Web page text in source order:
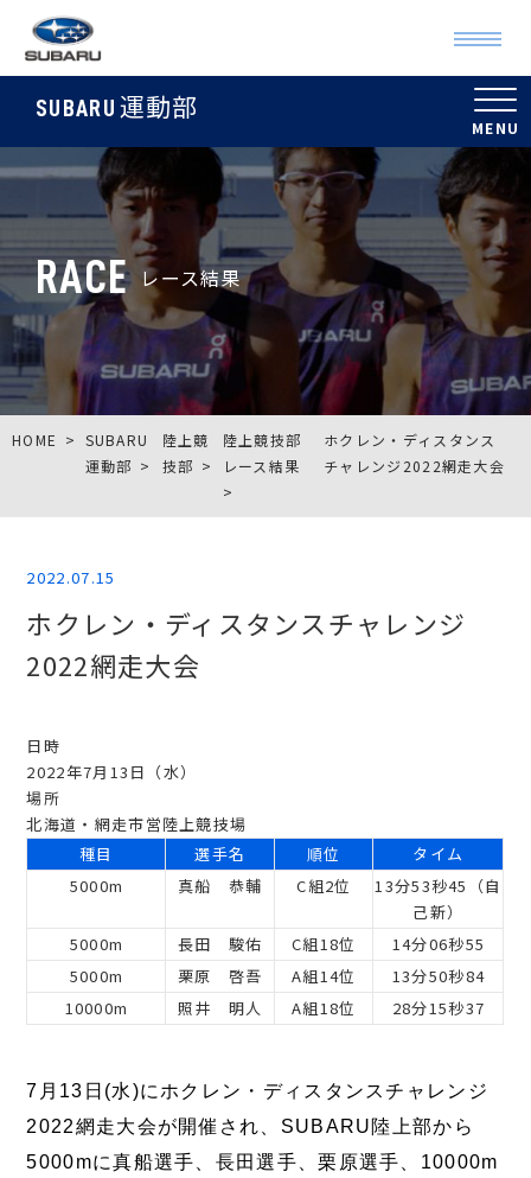
SUBARU 運動部
RACE レース結果
HOME
SUBARU
運動部
陸上競
技部
陸上競技部
レース結果
ホクレン・ディスタンス
チャレンジ2022網走大会
2022.07.15
ホクレン・ディスタンスチャレンジ
2022網走大会
日時
2022年7月13日（水）
場所
北海道・網走市営陸上競技場
種目
選手名 順位
タイム
5000m
真船 恭輔 C組2位
13分53秒45（自
己新）
5000m
長田 駿佑 C組18位
14分06秒55
5000m
栗原 啓吾 A組14位
13分50秒84
10000m
照井 明人 A組18位 28分15秒37
7月13日(水)にホクレン・ディスタンスチャレンジ
2022網走大会が開催され、SUBARU陸上部から
5000mに真船選手、長田選手、栗原選手、10000m